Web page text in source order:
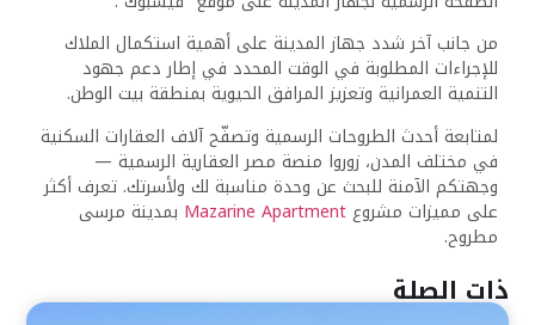
من جانب آخر شدد جهاز المدينة على أهمية استكمال الملاك
للإجراءات المطلوبة في الوقت المحدد في إطار دعم جهود
التنمية العمرانية وتعزيز المرافق الحيوية بمنطقة بيت الوطن.
لمتابعة أحدث الطروحات الرسمية وتصفّح آلاف العقارات السكنية
في مختلف المدن، زوروا منصة مصر العقارية الرسمية —
وجهتكم الآمنة للبحث عن وحدة مناسبة لك ولأسرتك. تعرف أكثر
على مميزات مشروعMazarine Apartment بمدينة مرسى
مطروح.
ذات الصلة